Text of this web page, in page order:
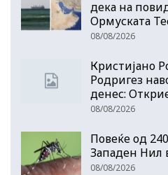
дека на
Ормуската
08/08/2026
Кристијано
Родригез
денес:
08/08/2026
Повеќе од
Западен Нил
08/08/2026